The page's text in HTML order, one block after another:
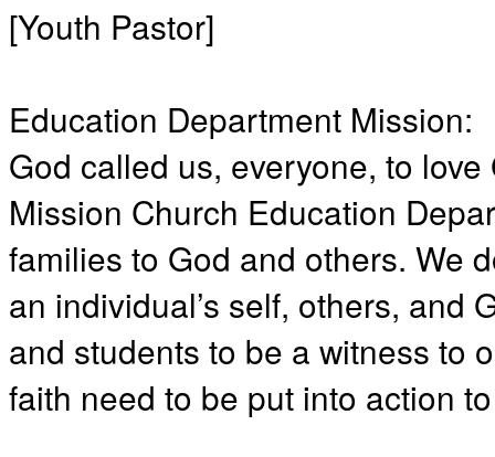
장
브
약
국
주
소
야
우
즐
비
탑-
프
릴
[Youth Pastor]
Education Department Mission:
God called us, everyone, to
Mission Church Education
families to God and others. We
an individual’s self, others, and
and students to be a witness to
faith need to be put into action